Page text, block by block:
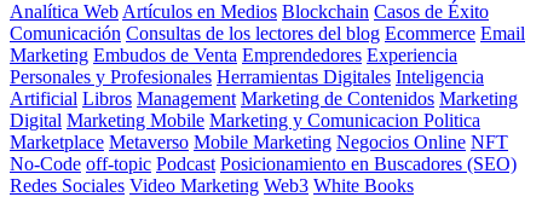
Analítica Web Artículos en Medios Blockchain Casos de Éxito
Comunicación Consultas de los lectores del blog Ecommerce Email
Marketing Embudos de Venta Emprendedores Experiencia
Personales y Profesionales Herramientas Digitales Inteligencia
Artificial Libros Management Marketing de Contenidos Marketing
Digital Marketing Mobile Marketing y Comunicacion Politica
Marketplace Metaverso Mobile Marketing Negocios Online NFT
No-Code off-topic Podcast Posicionamiento en Buscadores (SEO)
Redes Sociales Video Marketing Web3 White Books